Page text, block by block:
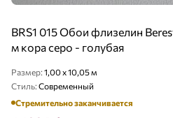
BRS1 015 Обои флизелин
м кора серо - голубая
Размер: 1,00 x 10,05 м
Стиль: Современный
Стремительно заканчивается